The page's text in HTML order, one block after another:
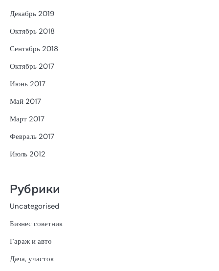
Декабрь 2019
Октябрь 2018
Сентябрь 2018
Октябрь 2017
Июнь 2017
Май 2017
Март 2017
Февраль 2017
Июль 2012
Рубрики
Uncategorised
Бизнес советник
Гараж и авто
Дача, участок